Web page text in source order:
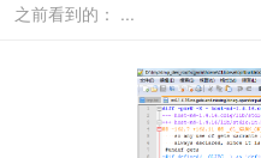
之前看到的： ...